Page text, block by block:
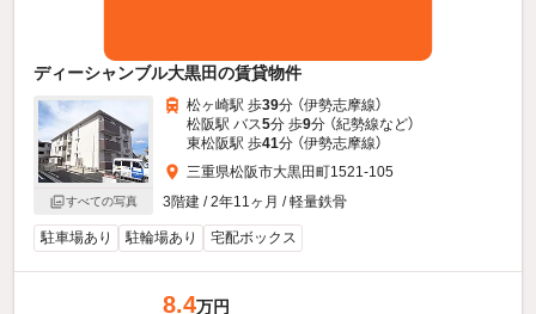
ディーシャンブル大黒田の賃貸物件
すべての写真
松ヶ崎駅 歩39分 （伊勢志摩線）
松阪駅 バス5分 歩9分 （紀勢線など）
東松阪駅 歩41分 （伊勢志摩線）
三重県松阪市大黒田町1521-105
3階建 / 2年11ヶ月 / 軽量鉄骨
駐車場あり 駐輪場あり 宅配ボックス
8.4万円